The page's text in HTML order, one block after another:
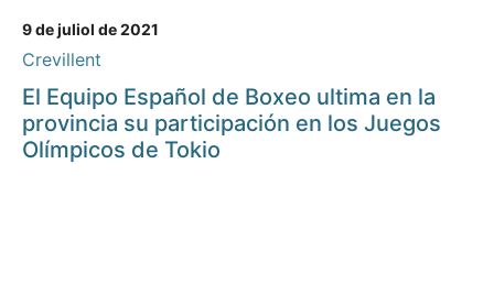
9 de juliol de 2021
Crevillent
El Equipo Español de Boxeo ultima en la
provincia su participación en los Juegos
Olímpicos de Tokio